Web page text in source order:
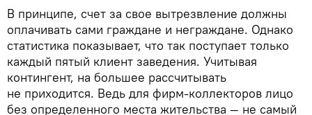
В принципе, счет за свое вытрезвление должны
оплачивать сами граждане и неграждане. Однако
статистика показывает, что так поступает только
каждый пятый клиент заведения. Учитывая
контингент, на большее рассчитывать
не приходится. Ведь для фирм-коллекторов лицо
без определенного места жительства — не самый